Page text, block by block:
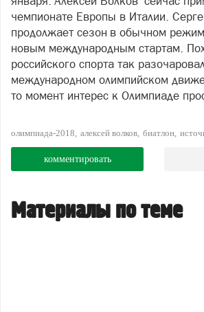
чемпионате Европы в Италии.
продолжает сезон в обычном
новым международным стартам.
российского спорта так
международном олимпийском
то момент интерес к Олимпиаде
олимпиада-2018 алексей волков биатлон
комментировать
Материалы по теме